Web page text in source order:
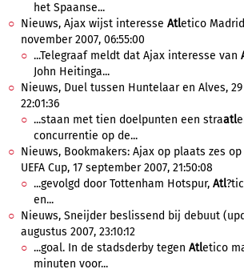
het Spaanse...
Nieuws, Ajax wijst interesse Atletico
november 2007, 06:55:00
...Telegraaf meldt dat Ajax interesse van
John Heitinga...
Nieuws, Duel tussen Huntelaar en Alves,
22:01:36
...staan met tien doelpunten een straatl
concurrentie op de...
Nieuws, Bookmakers: Ajax op plaats zes
UEFA Cup, 17 september 2007, 21:50:08
...gevolgd door Tottenham Hotspur, Atl
en...
Nieuws, Sneijder beslissend bij debuut
augustus 2007, 23:10:12
...goal. In de stadsderby tegen Atletico
minuten voor...